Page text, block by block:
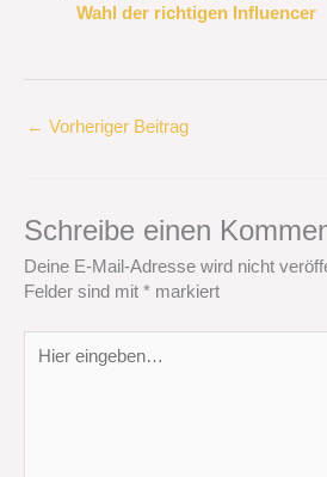
Wahl der richtigen Influencer
← Vorheriger Beitrag
Schreibe einen
Deine E-Mail-Adresse wird nicht
Felder sind mit * markiert
eingeben…